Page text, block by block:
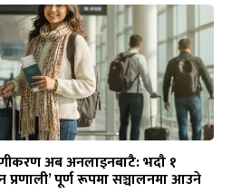
अब अनलाइनबाटै: भदौ १
पूर्ण रूपमा सञ्चालनमा आउने